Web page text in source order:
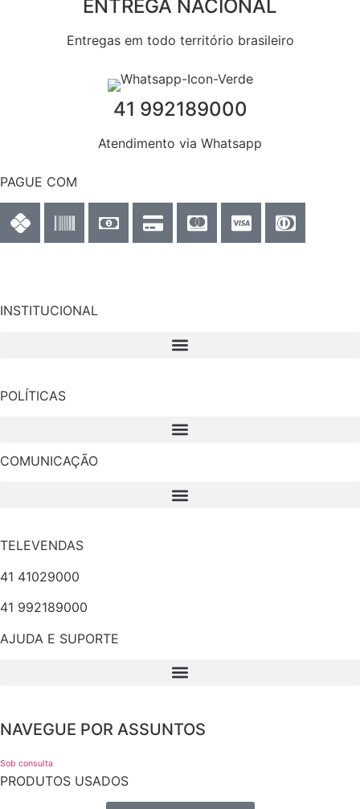
ENTREGA NACIONAL
Entregas em todo território brasileiro
41 992189000
Atendimento via Whatsapp
PAGUE COM
INSTITUCIONAL
POLÍTICAS
COMUNICAÇÃO
TELEVENDAS
41 41029000
41 992189000
AJUDA E SUPORTE
NAVEGUE POR ASSUNTOS
Sob consulta
PRODUTOS USADOS